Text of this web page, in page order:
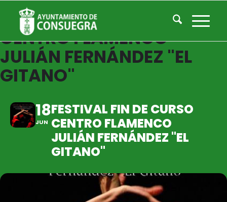
FESTIVAL FIN DE CURSO
CENTRO FLAMENCO
JULIÁN FERNÁNDEZ "EL
GITANO"
18
JUN
FESTIVAL FIN DE CURSO
CENTRO FLAMENCO
JULIÁN FERNÁNDEZ "EL
GITANO"